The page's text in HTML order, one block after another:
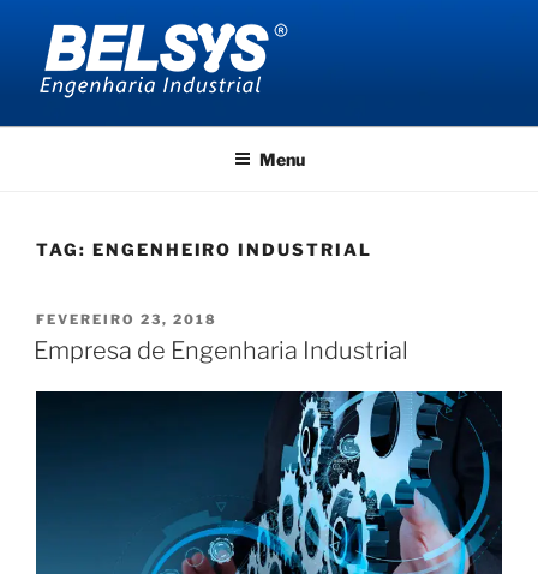
conteúdo
BELSYS ENGENHARIA
Menu
TAG: ENGENHEIRO INDUSTRIAL
PUBLICADO
EM
FEVEREIRO 23, 2018
Empresa de Engenharia Industrial